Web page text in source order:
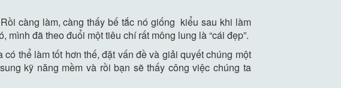
càng làm, càng thấy bế tắc nó giống kiểu sau khi làm
đã theo đuổi một tiêu chí rất mông lung là “cái đẹp”.
thể làm tốt hơn thế, đặt vấn đề và giải quyết chúng một
kỹ năng mềm và rồi bạn sẽ thấy công việc chúng ta